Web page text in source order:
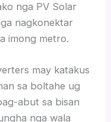
nga PV Solar
nagkonektar
imong metro.
may katakus
sa boltahe ug
abut sa bisan
nga wala